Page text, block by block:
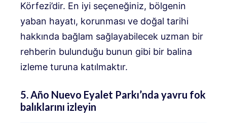
Körfezi’dir. En iyi seçeneğiniz, bölgenin
yaban hayatı, korunması ve doğal tarihi
hakkında bağlam sağlayabilecek uzman bir
rehberin bulunduğu bunun gibi bir balina
izleme turuna katılmaktır.
5. Año Nuevo Eyalet Parkı’nda yavru fok
balıklarını izleyin